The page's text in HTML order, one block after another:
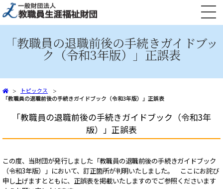
「教職員の退職前後の手続きガイドブッ
ク（令和3年版）」正誤表
トピックス
「教職員の退職前後の手続きガイドブック（令和3年版）」正誤表
「教職員の退職前後の手続きガイドブック（令和3年
版）」正誤表
この度、当財団が発行しました「教職員の退職前後の手続きガイドブック
（令和3年版）」において、訂正箇所が判明いたしました。 ここにお詫び
申し上げますとともに、正誤表を掲載いたしますのでご参照くださいます